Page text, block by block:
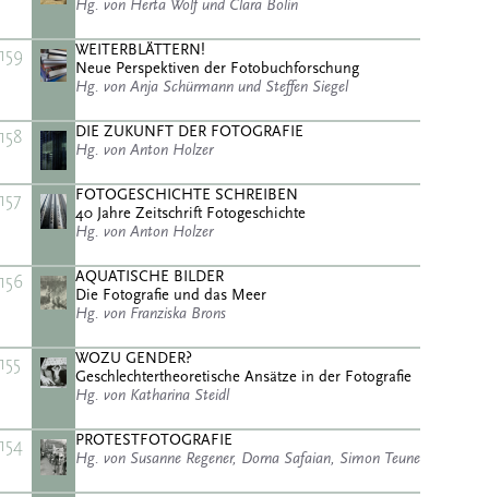
Hg. von Herta Wolf und Clara Bolin
159
WEITERBLÄTTERN!
Neue Perspektiven der Fotobuchforschung
Hg. von Anja Schürmann und Steffen Siegel
158
DIE ZUKUNFT DER FOTOGRAFIE
Hg. von Anton Holzer
157
FOTOGESCHICHTE SCHREIBEN
40 Jahre Zeitschrift Fotogeschichte
Hg. von Anton Holzer
156
AQUATISCHE BILDER
Die Fotografie und das Meer
Hg. von Franziska Brons
155
WOZU GENDER?
Geschlechtertheoretische Ansätze in der Fotografie
Hg. von Katharina Steidl
154
PROTESTFOTOGRAFIE
Hg. von Susanne Regener, Dorna Safaian, Simon Teune